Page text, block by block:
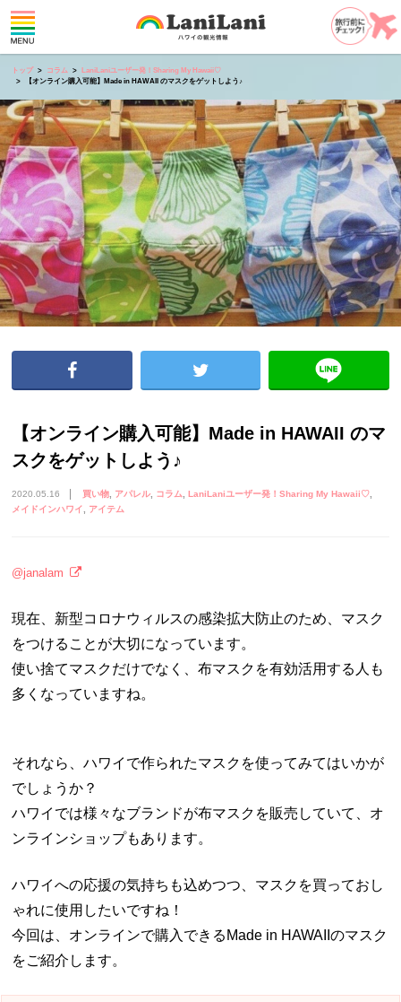
トップ コラム
LaniLaniユーザー発！Sharing My Hawaii♡
【オンライン購入可能】Made in HAWAII のマスクをゲットしよう♪
【オンライン購入可能】Made in HAWAII のマ
スクをゲットしよう♪
2020.05.16 買い物 アパレル コラム
LaniLaniユーザー発！Sharing My Hawaii♡
メイドインハワイ
アイテム
@janalam
現在、新型コロナウィルスの感染拡大防止のため、マスク
をつけることが大切になっています。
使い捨てマスクだけでなく、布マスクを有効活用する人も
多くなっていますね。
それなら、ハワイで作られたマスクを使ってみてはいかが
でしょうか？
ハワイでは様々なブランドが布マスクを販売していて、オ
ンラインショップもあります。
ハワイへの応援の気持ちも込めつつ、マスクを買っておし
ゃれに使用したいですね！
今回は、オンラインで購入できるMade in HAWAIIのマスク
をご紹介します。